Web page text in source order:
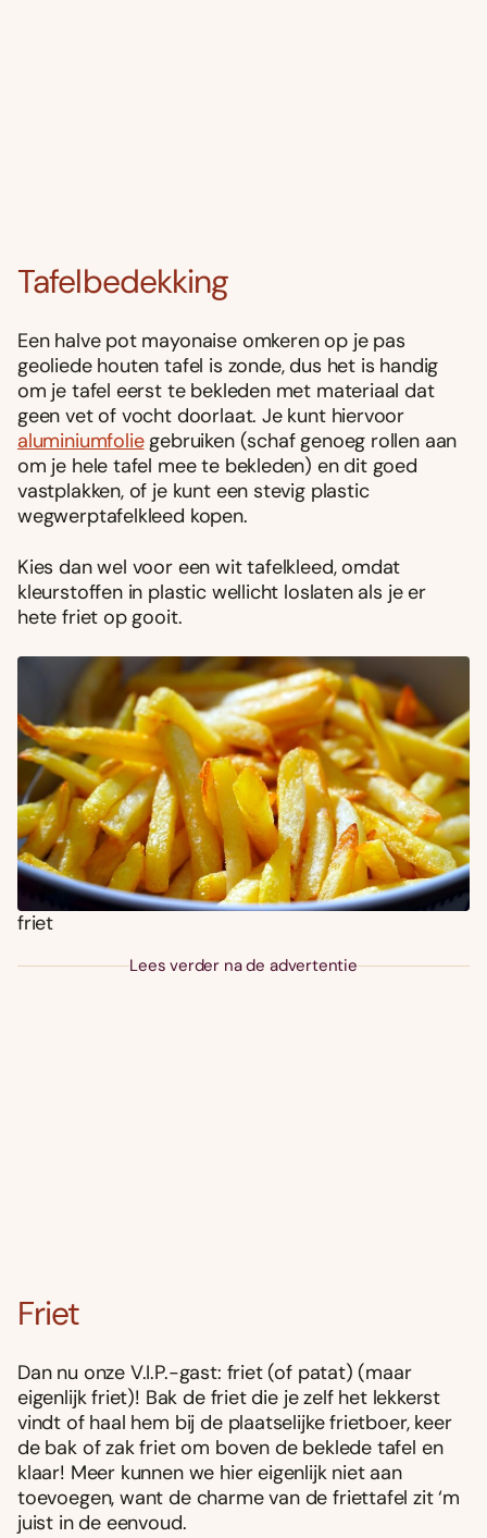
Tafelbedekking
Een halve pot mayonaise omkeren op je pas
geoliede houten tafel is zonde, dus het is handig
om je tafel eerst te bekleden met materiaal dat
geen vet of vocht doorlaat. Je kunt hiervoor
aluminiumfoliegebruiken (schaf genoeg rollen aan
om je hele tafel mee te bekleden) en dit goed
vastplakken, of je kunt een stevig plastic
wegwerptafelkleed kopen.
Kies dan wel voor een wit tafelkleed, omdat
kleurstoffen in plastic wellicht loslaten als je er
hete friet op gooit.
friet
Lees verder na de advertentie
Friet
Dan nu onze V.I.P.-gast: friet (of patat) (maar
eigenlijk friet)! Bak de friet die je zelf het lekkerst
vindt of haal hem bij de plaatselijke frietboer, keer
de bak of zak friet om boven de beklede tafel en
klaar! Meer kunnen we hier eigenlijk niet aan
toevoegen, want de charme van de friettafel zit ‘m
juist in de eenvoud.